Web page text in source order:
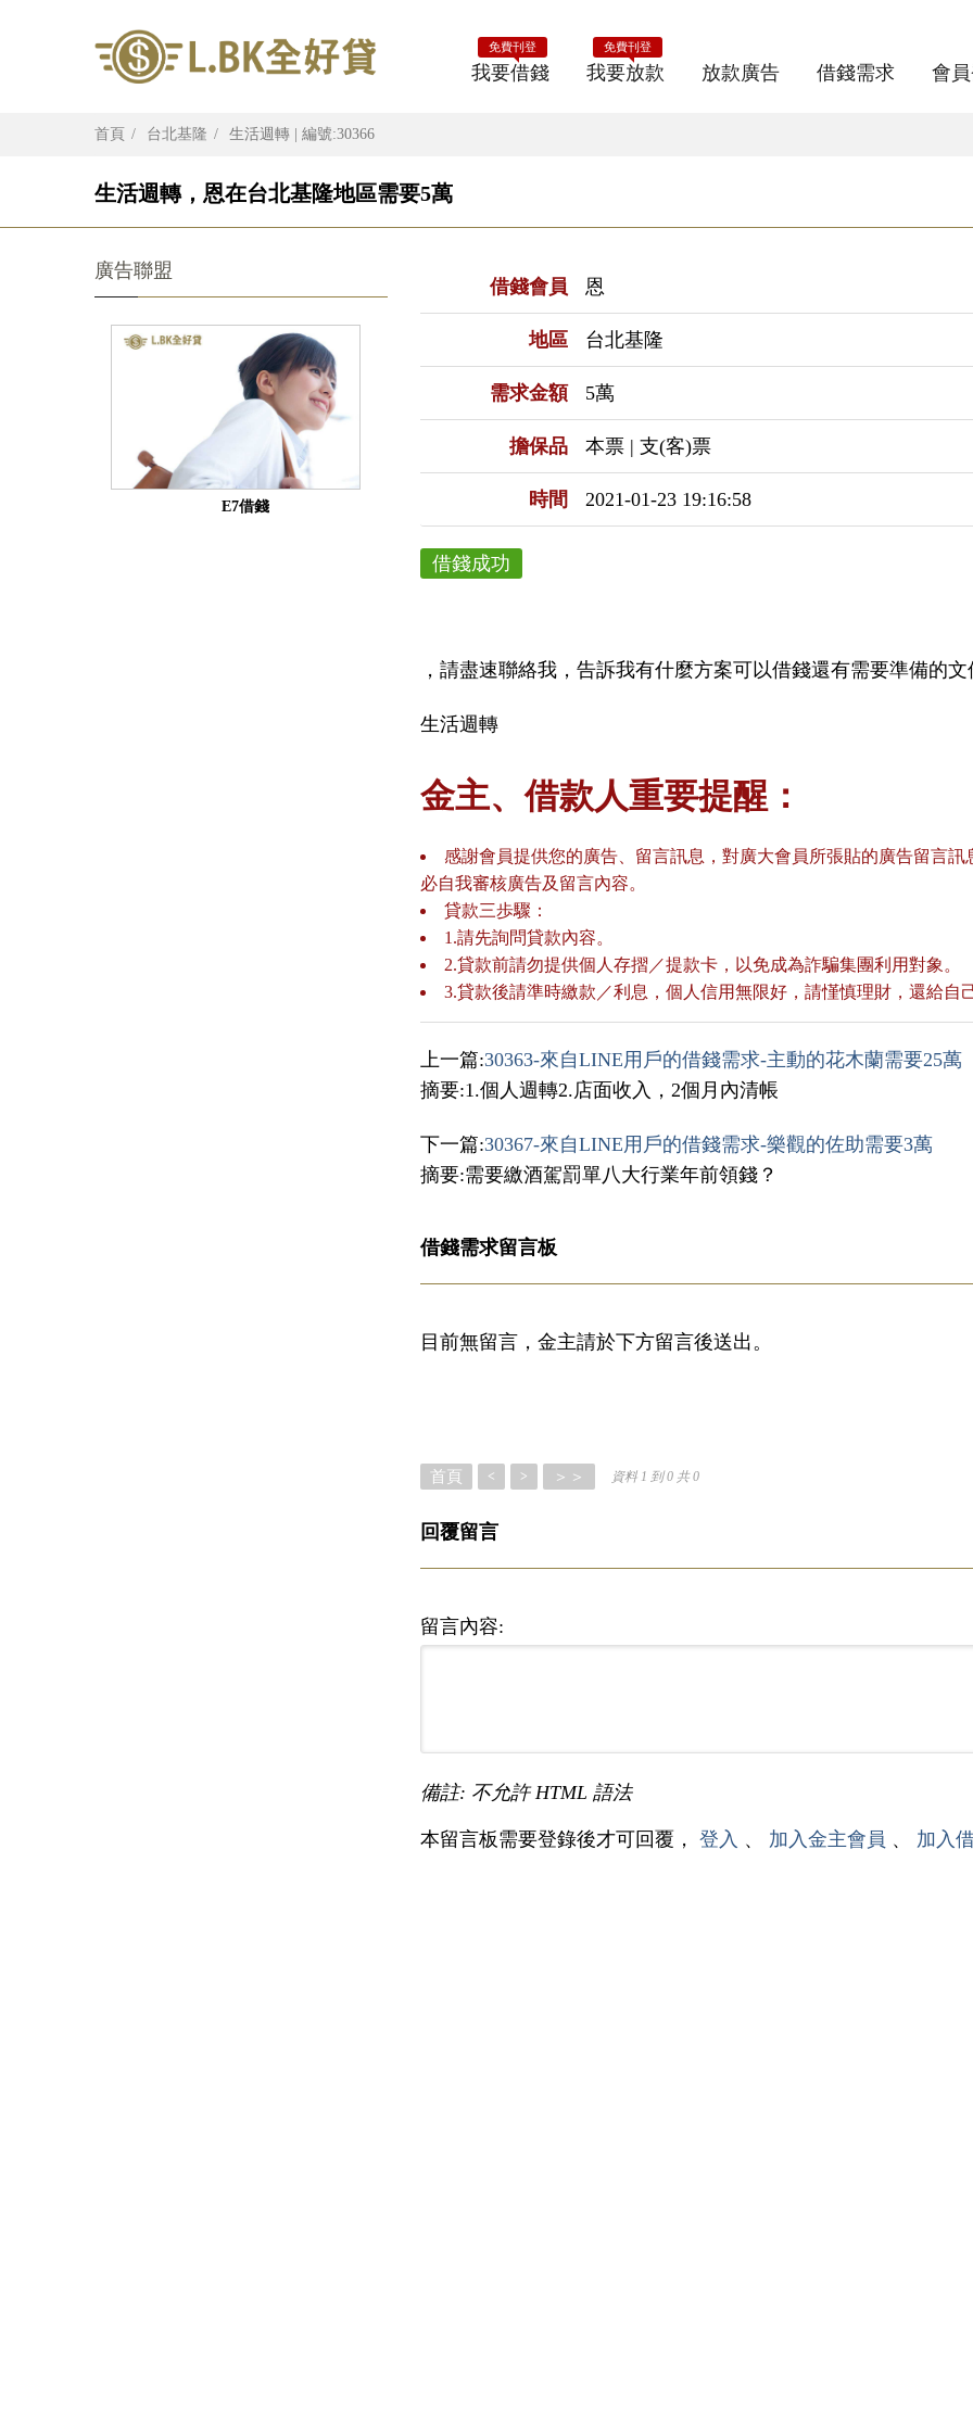
我要借錢
免費刊登
我要放款
免費刊登
放款廣告 借錢需求 會
首頁 台北基隆 生活週轉 | 編號:30366
生活週轉，恩在台北基隆地區需要5萬
借錢會員 恩
地區 台北基隆
需求金額 5萬
擔保品 本票 | 支(客)票
時間 2021-01-23 19:16:58
借錢成功
，請盡速聯絡我，告訴我有什麼方案可以借錢還有需要準備的文
生活週轉
金主、借款人重要提醒：
感謝會員提供您的廣告、留言訊息，對廣大會員所張貼的廣告留言
必自我審核廣告及留言內容。
貸款三歩驟：
1.請先詢問貸款內容。
2.貸款前請勿提供個人存摺／提款卡，以免成為詐騙集團利用對象。
3.貸款後請準時繳款／利息，個人信用無限好，請慬慎理財，還給自
上一篇:30363-來自LINE用戶的借錢需求-主動的花木蘭需要25萬
摘要:1.個人週轉2.店面收入，2個月內清帳
下一篇:30367-來自LINE用戶的借錢需求-樂觀的佐助需要3萬
摘要:需要繳酒駕罰單八大行業年前領錢？
借錢需求留言板
目前無留言，金主請於下方留言後送出。
首頁 < > ＞＞ 資料 1 到 0 共 0
回覆留言
留言內容:
備註: 不允許 HTML 語法
本留言板需要登錄後才可回覆， 登入 、 加入金主會員 、 加入
廣告聯盟
E7借錢